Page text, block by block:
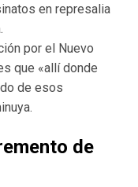
en represalia
por el Nuevo
que «allí donde
de esos
de